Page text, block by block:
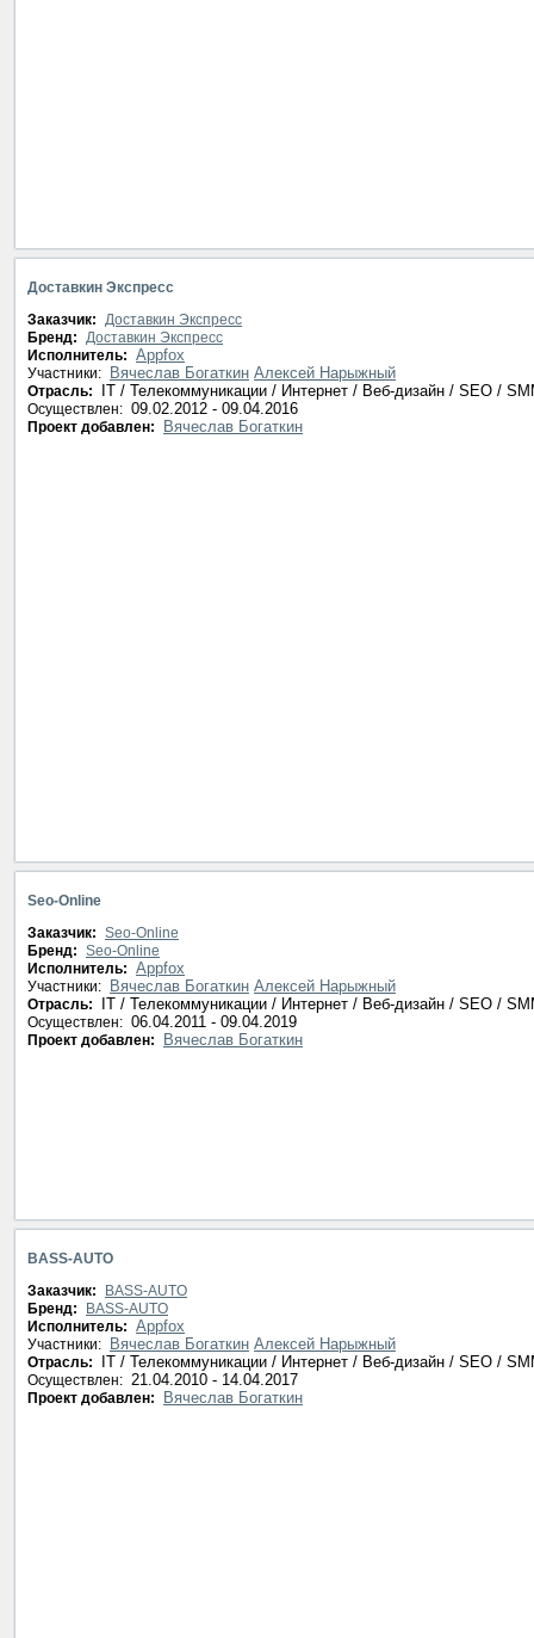
Доставкин Экспресс
Заказчик: Доставкин Экспресс
Бренд: Доставкин Экспресс
Исполнитель: Appfox
Участники: Вячеслав Богаткин Алексей Нарыжный
Отрасль: IT / Телекоммуникации / Интернет / Веб-дизайн / SEO /
Осуществлен: 09.02.2012 - 09.04.2016
Проект добавлен: Вячеслав Богаткин
Seo-Online
Заказчик: Seo-Online
Бренд: Seo-Online
Исполнитель: Appfox
Участники: Вячеслав Богаткин Алексей Нарыжный
Отрасль: IT / Телекоммуникации / Интернет / Веб-дизайн / SEO /
Осуществлен: 06.04.2011 - 09.04.2019
Проект добавлен: Вячеслав Богаткин
BASS-AUTO
Заказчик:
BASS-AUTO
Бренд:
BASS-AUTO
Исполнитель: Appfox
Участники: Вячеслав Богаткин Алексей Нарыжный
Отрасль: IT / Телекоммуникации / Интернет / Веб-дизайн / SEO /
Осуществлен: 21.04.2010 - 14.04.2017
Проект добавлен: Вячеслав Богаткин